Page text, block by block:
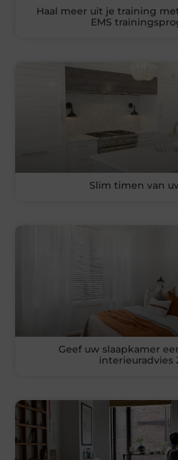
Haal meer uit je training
EMS
Slim timen van
Geef uw slaapkamer
interieuradvies